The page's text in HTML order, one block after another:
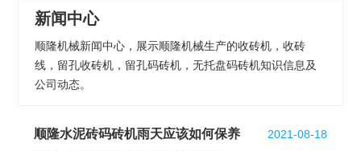
新闻中心
顺隆机械新闻中心，展示顺隆机械生产的收砖机，收砖
线，留孔收砖机，留孔码砖机，无托盘码砖机知识信息及
公司动态。
顺隆水泥砖码砖机雨天应该如何保养 2021-08-18